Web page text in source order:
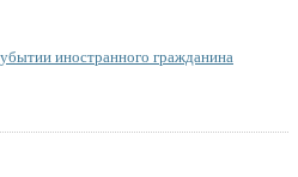
иностранного гражданина